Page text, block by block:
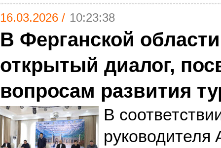
16.03.2026 / 10:23:38
В Ферганской
открытый диалог,
вопросам развития
В
руководителя